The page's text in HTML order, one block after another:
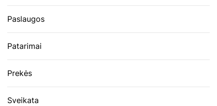
Paslaugos
Patarimai
Prekės
Sveikata